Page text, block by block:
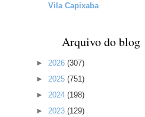
Vila Capixaba
Arquivo do blog
► 2026 (307)
► 2025 (751)
► 2024 (198)
► 2023 (129)